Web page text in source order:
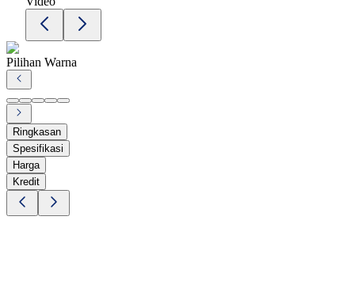
Pilihan Warna
Ringkasan
Spesifikasi
Harga
Kredit